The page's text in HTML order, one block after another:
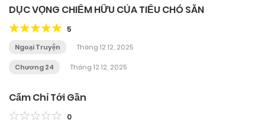
DỤC VỌNG CHIẾM HỮU CỦA TIỂU CHÓ SĂN
5
Ngoại Truyện Tháng 12 12, 2025
Chương 24 Tháng 12 12, 2025
Cấm Chỉ Tới Gần
0